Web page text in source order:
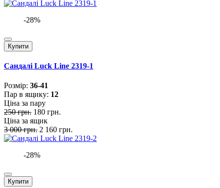
-28%
Купити
Сандалі Luck Line 2319-1
Розмiр: 36-41
Пар в ящику: 12
Ціна за пару
250 грн. 180 грн.
Ціна за ящик
3 000 грн. 2 160 грн.
-28%
Купити